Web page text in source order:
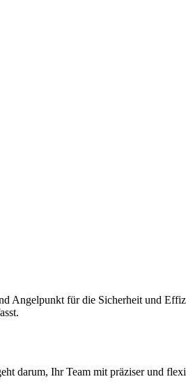
für die Sicherheit und
darum, Ihr Team mit präziser und